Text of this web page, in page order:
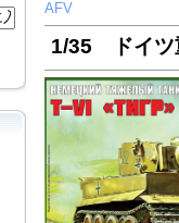
AFV
1/35 ドイツ